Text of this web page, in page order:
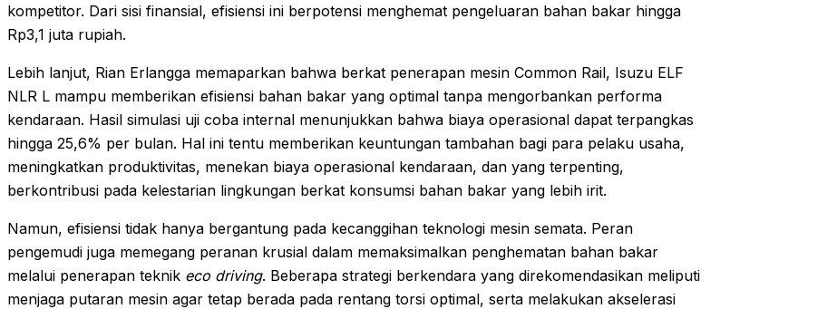
kompetitor. Dari sisi finansial, efisiensi ini berpotensi menghemat pengeluaran bahan bakar hingga
Rp3,1 juta rupiah.
Lebih lanjut, Rian Erlangga memaparkan bahwa berkat penerapan mesin Common Rail, Isuzu ELF
NLR L mampu memberikan efisiensi bahan bakar yang optimal tanpa mengorbankan performa
kendaraan. Hasil simulasi uji coba internal menunjukkan bahwa biaya operasional dapat terpangkas
hingga 25,6% per bulan. Hal ini tentu memberikan keuntungan tambahan bagi para pelaku usaha,
meningkatkan produktivitas, menekan biaya operasional kendaraan, dan yang terpenting,
berkontribusi pada kelestarian lingkungan berkat konsumsi bahan bakar yang lebih irit.
Namun, efisiensi tidak hanya bergantung pada kecanggihan teknologi mesin semata. Peran
pengemudi juga memegang peranan krusial dalam memaksimalkan penghematan bahan bakar
melalui penerapan teknik eco driving. Beberapa strategi berkendara yang direkomendasikan meliputi
menjaga putaran mesin agar tetap berada pada rentang torsi optimal, serta melakukan akselerasi